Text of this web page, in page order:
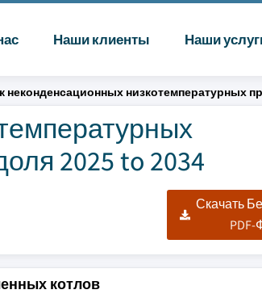
Наши клиенты Наши
неконденсационных низкотемпературных
2025 to 2034
Скачать
котлов